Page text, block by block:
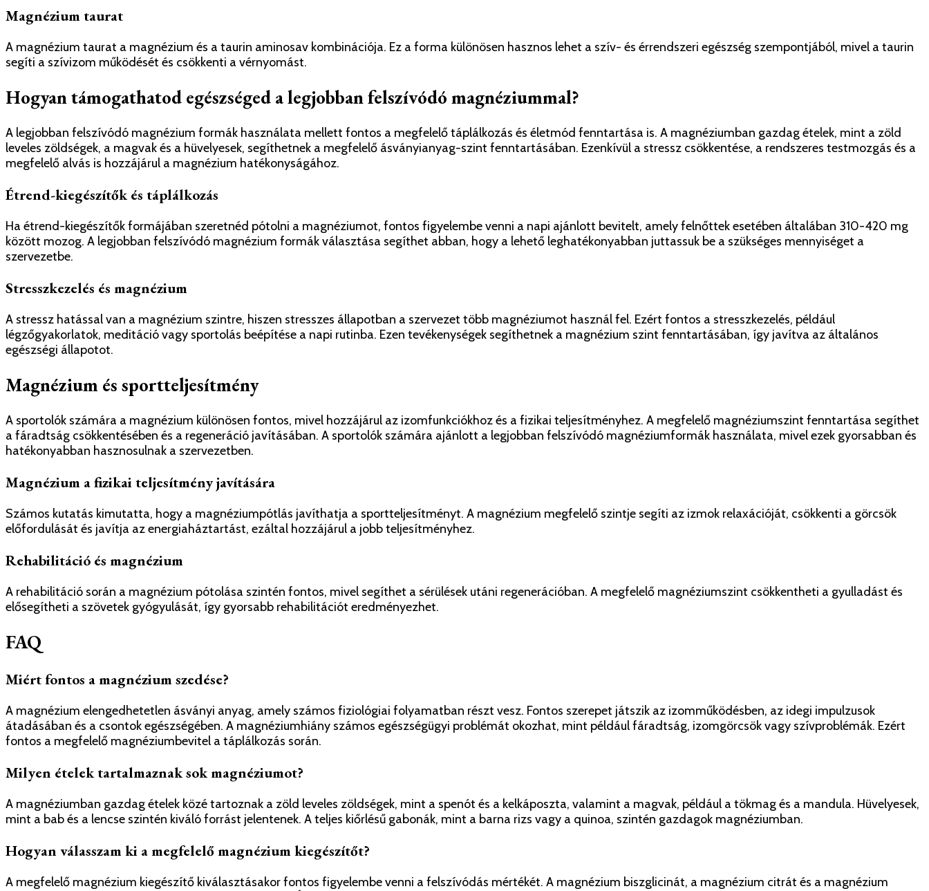
Magnézium taurat
A magnézium taurat a magnézium és a taurin aminosav kombinációja. Ez a forma különösen hasznos lehet a szív- és érrendszeri egészség szempontjából, mivel a taurin
segíti a szívizom működését és csökkenti a vérnyomást.
Hogyan támogathatod egészséged a legjobban felszívódó magnéziummal?
A legjobban felszívódó magnézium formák használata mellett fontos a megfelelő táplálkozás és életmód fenntartása is. A magnéziumban gazdag ételek, mint a zöld
leveles zöldségek, a magvak és a hüvelyesek, segíthetnek a megfelelő ásványianyag-szint fenntartásában. Ezenkívül a stressz csökkentése, a rendszeres testmozgás és a
megfelelő alvás is hozzájárul a magnézium hatékonyságához.
Étrend-kiegészítők és táplálkozás
Ha étrend-kiegészítők formájában szeretnéd pótolni a magnéziumot, fontos figyelembe venni a napi ajánlott bevitelt, amely felnőttek esetében általában 310-420 mg
között mozog. A legjobban felszívódó magnézium formák választása segíthet abban, hogy a lehető leghatékonyabban juttassuk be a szükséges mennyiséget a
szervezetbe.
Stresszkezelés és magnézium
A stressz hatással van a magnézium szintre, hiszen stresszes állapotban a szervezet több magnéziumot használ fel. Ezért fontos a stresszkezelés, például
légzőgyakorlatok, meditáció vagy sportolás beépítése a napi rutinba. Ezen tevékenységek segíthetnek a magnézium szint fenntartásában, így javítva az általános
egészségi állapotot.
Magnézium és sportteljesítmény
A sportolók számára a magnézium különösen fontos, mivel hozzájárul az izomfunkciókhoz és a fizikai teljesítményhez. A megfelelő magnéziumszint fenntartása segíthet
a fáradtság csökkentésében és a regeneráció javításában. A sportolók számára ajánlott a legjobban felszívódó magnéziumformák használata, mivel ezek gyorsabban és
hatékonyabban hasznosulnak a szervezetben.
Magnézium a fizikai teljesítmény javítására
Számos kutatás kimutatta, hogy a magnéziumpótlás javíthatja a sportteljesítményt. A magnézium megfelelő szintje segíti az izmok relaxációját, csökkenti a görcsök
előfordulását és javítja az energiaháztartást, ezáltal hozzájárul a jobb teljesítményhez.
Rehabilitáció és magnézium
A rehabilitáció során a magnézium pótolása szintén fontos, mivel segíthet a sérülések utáni regenerációban. A megfelelő magnéziumszint csökkentheti a gyulladást és
elősegítheti a szövetek gyógyulását, így gyorsabb rehabilitációt eredményezhet.
FAQ
Miért fontos a magnézium szedése?
A magnézium elengedhetetlen ásványi anyag, amely számos fiziológiai folyamatban részt vesz. Fontos szerepet játszik az izomműködésben, az idegi impulzusok
átadásában és a csontok egészségében. A magnéziumhiány számos egészségügyi problémát okozhat, mint például fáradtság, izomgörcsök vagy szívproblémák. Ezért
fontos a megfelelő magnéziumbevitel a táplálkozás során.
Milyen ételek tartalmaznak sok magnéziumot?
A magnéziumban gazdag ételek közé tartoznak a zöld leveles zöldségek, mint a spenót és a kelkáposzta, valamint a magvak, például a tökmag és a mandula. Hüvelyesek,
mint a bab és a lencse szintén kiváló forrást jelentenek. A teljes kiőrlésű gabonák, mint a barna rizs vagy a quinoa, szintén gazdagok magnéziumban.
Hogyan válasszam ki a megfelelő magnézium kiegészítőt?
A megfelelő magnézium kiegészítő kiválasztásakor fontos figyelembe venni a felszívódás mértékét. A magnézium biszglicinát, a magnézium citrát és a magnézium